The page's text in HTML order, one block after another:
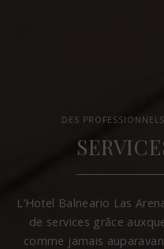
DES
L’Hotel Balneario Las
de services grâce
comme jamais